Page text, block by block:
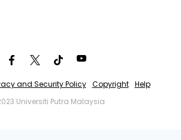
and Security Policy Copyright
Help
Universiti Putra Malaysia